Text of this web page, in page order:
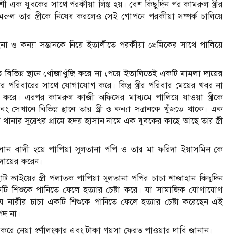
এক যুবকের সাথে পরকীয়া লিপ্ত হয়। বেশ কিছুদিন পর কামরুল স্ত্রীর
তার স্ত্রীকে নিষেধ করলেও সেই গোপনে পরকীয়া সম্পর্ক চালিয়ে
ও কন্যা সন্তানকে নিয়ে ইতালীতে পরকীয়া প্রেমিকের সাথে পালিয়ে
স্থানে খোঁজাখুঁজি করে না পেয়ে ইতালিতেই একটি মামলা দায়ের
পরিবারের সাথে যোগাযোগ করে। কিন্তু স্ত্রীর পরিবার মেয়ের খবর না
এরপর কামরুল কাজী অফিসের মাধ্যমে পালিয়ে যাওয়া স্ত্রীকে
বিভিন্ন স্থানে তার স্ত্রী ও কন্যা সন্তানকে খুঁজতে থাকে। এক
সুরেশ্বর গ্রামে হৃদয় হাসান নামে এক যুবকের কাছে আছে তার স্ত্রী
বাদী হয়ে পাপিয়া সুলতানা পপি ও তার মা ফরিদা ইয়াসমিন কে
করেন।
ভাইয়ের স্ত্রী পলাতক পাপিয়া সুলতানা পপির চাচা শাজাহান কিছুদিন
শিশুকে পানিতে ফেলে হত্যার চেষ্টা করে। যা সামাজিক যোগাযোগ
চাচা একটি শিশুকে পানিতে ফেলে হত্যার চেষ্টা করেছেন এই
না।
নেয়া স্বর্ণালংকার এবং টাকা পয়সা ফেরত পাওয়ার দাবি জানান।